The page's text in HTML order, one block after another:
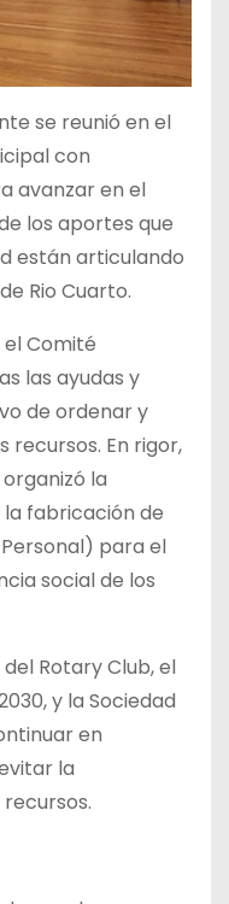
se reunió en el
con
avanzar en el
los aportes que
están articulando
Rio Cuarto.
el Comité
las ayudas y
de ordenar y
recursos. En rigor,
la
fabricación de
Personal) para el
social de los
Rotary Club, el
y la Sociedad
en
la